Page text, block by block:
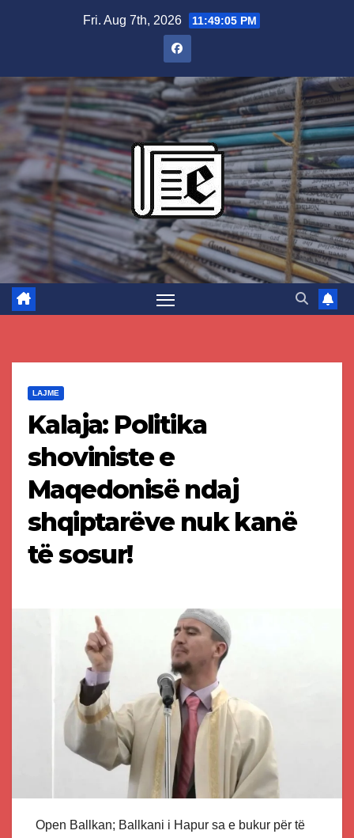
Fri. Aug 7th, 2026 11:49:06 PM
LAJME
Kalaja: Politika
shoviniste e
Maqedonisë ndaj
shqiptarëve nuk kanë
të sosur!
Open Ballkan; Ballkani i Hapur sa e bukur për të